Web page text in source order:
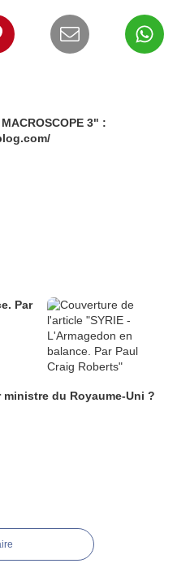
3" :
Par
du Royaume-Uni ?